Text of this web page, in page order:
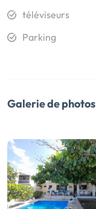
téléviseurs
Parking
Galerie de photos